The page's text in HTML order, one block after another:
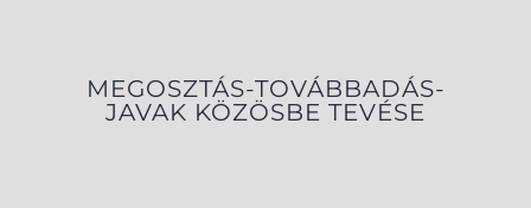
MEGOSZTÁS-TOVÁBBADÁS-
JAVAK KÖZÖSBE TEVÉSE